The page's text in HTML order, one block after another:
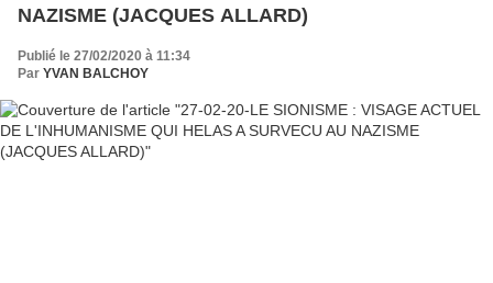
NAZISME (JACQUES ALLARD)
Publié le 27/02/2020 à 11:34
Par YVAN BALCHOY